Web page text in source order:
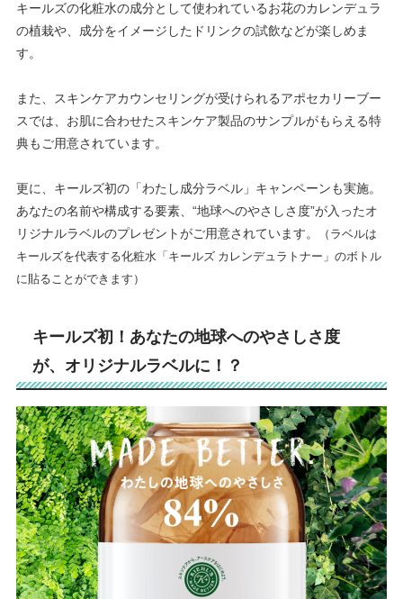
キールズの化粧⽔の成分として使われているお花のカレンデュラ
の植栽や、成分をイメージしたドリンクの試飲などが楽しめま
す。
また、スキンケアカウンセリングが受けられるアポセカリーブー
スでは、お肌に合わせたスキンケア製品のサンプルがもらえる特
典もご⽤意されています。
更に、キールズ初の「わたし成分ラベル」キャンペーンも実施。
あなたの名前や構成する要素、“地球へのやさしさ度”が⼊ったオ
リジナルラベルのプレゼントがご用意されています。
（ラベルは
キールズを代表する化粧⽔「キールズ カレンデュラトナー」のボトル
に貼ることができます）
キールズ初！あなたの地球へのやさしさ度
が、オリジナルラベルに！？